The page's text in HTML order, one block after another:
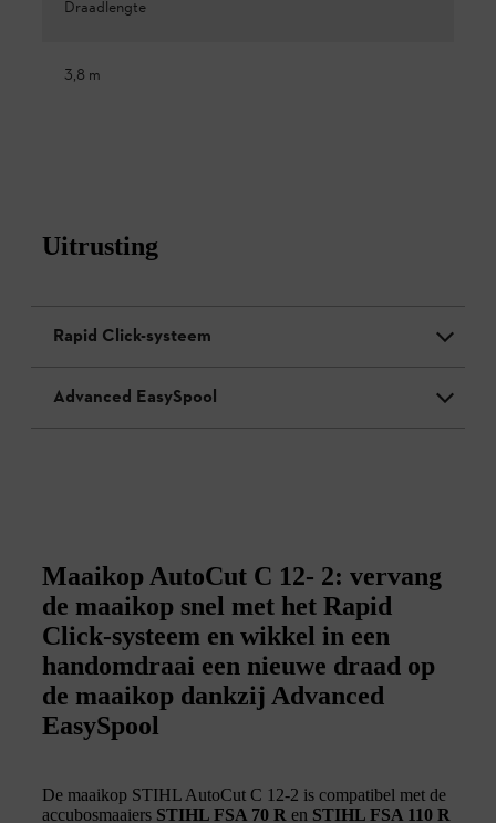
Draadlengte
3,8 m
Uitrusting
Rapid Click-systeem
Advanced EasySpool
Maaikop AutoCut C 12- 2: vervang
de maaikop snel met het Rapid
Click-systeem en wikkel in een
handomdraai een nieuwe draad op
de maaikop dankzij Advanced
EasySpool
De maaikop STIHL AutoCut C 12-2 is compatibel met de
accubosmaaiers STIHL FSA 70 R en STIHL FSA 110 R